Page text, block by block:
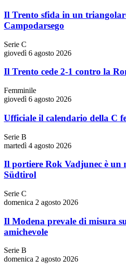
Il Trento sfida in un
Campodarsego
Serie C
giovedì 6 agosto 2026
Il Trento cede 2-1 contro la
Femminile
giovedì 6 agosto 2026
Ufficiale il calendario della C
Serie B
martedì 4 agosto 2026
Il portiere Rok Vadjunec è un
Südtirol
Serie C
domenica 2 agosto 2026
Il Modena prevale di misura
amichevole
Serie B
domenica 2 agosto 2026